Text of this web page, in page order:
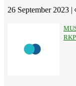
26 September 2023 |